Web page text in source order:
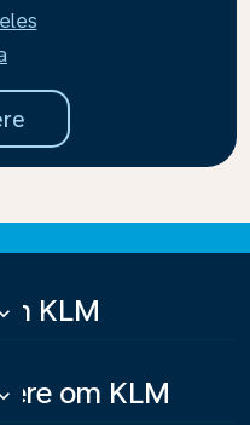
KLM
om KLM